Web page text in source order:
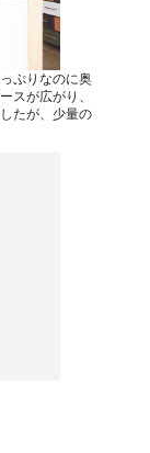
ぷりなのに奥
スが広がり、
たが、少量の